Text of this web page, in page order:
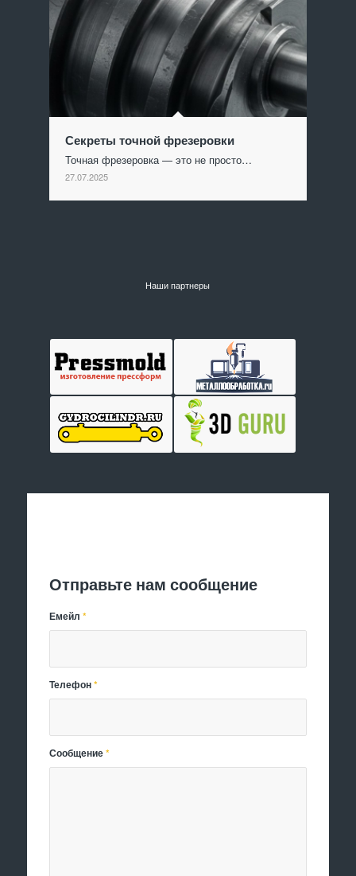
Секреты точной фрезеровки
Точная фрезеровка — это не просто…
27.07.2025
Наши партнеры
Отправьте нам сообщение
Емейл*
Телефон*
Сообщение*